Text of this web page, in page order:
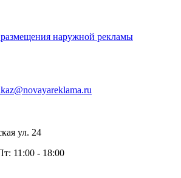
наружной рекламы
ул. 24
11:00 - 18:00